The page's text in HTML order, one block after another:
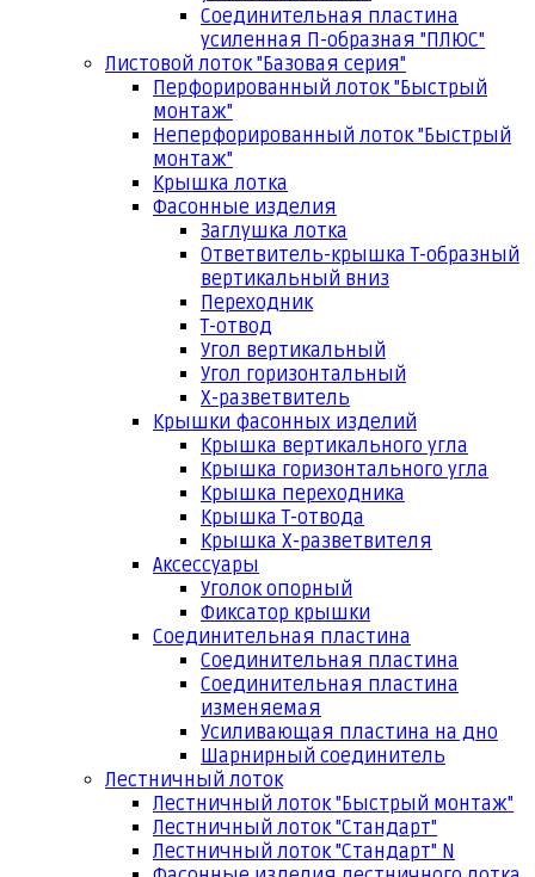
Соединительная пластина
усиленная П-образная "ПЛЮС"
Листовой лоток "Базовая серия"
Перфорированный лоток "Быстрый
монтаж"
Неперфорированный лоток "Быстрый
монтаж"
Крышка лотка
Фасонные изделия
Заглушка лотка
Ответвитель-крышка Т-образный
вертикальный вниз
Переходник
Т-отвод
Угол вертикальный
Угол горизонтальный
Х-разветвитель
Крышки фасонных изделий
Крышка вертикального угла
Крышка горизонтального угла
Крышка переходника
Крышка Т-отвода
Крышка Х-разветвителя
Аксессуары
Уголок опорный
Фиксатор крышки
Соединительная пластина
Соединительная пластина
Соединительная пластина
изменяемая
Усиливающая пластина на дно
Шарнирный соединитель
Лестничный лоток
Лестничный лоток "Быстрый монтаж"
Лестничный лоток "Стандарт"
Лестничный лоток "Стандарт" N